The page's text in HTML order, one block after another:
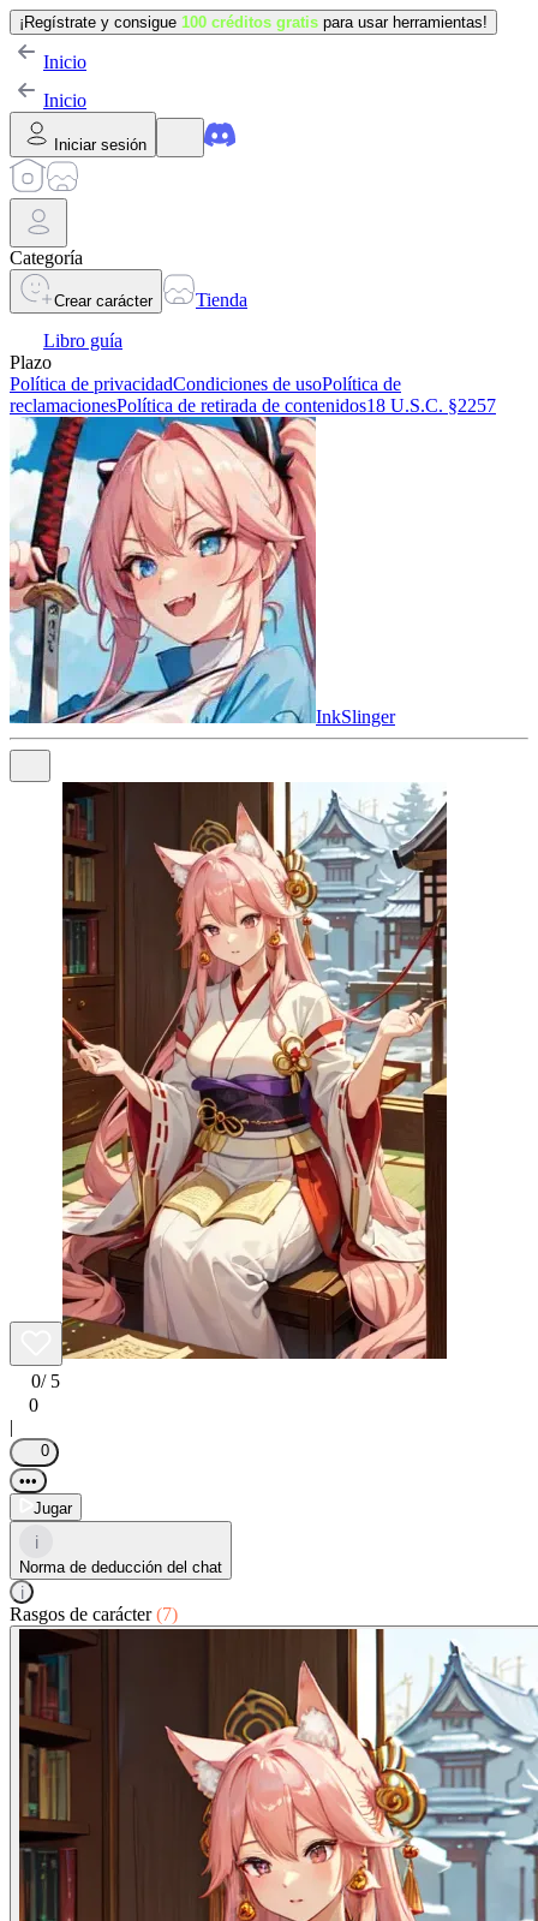
¡Regístrate y consigue 100 créditos gratis para usar herramientas!
Inicio
Inicio
Iniciar sesión
Categoría
Crear carácter
Tienda
Libro guía
Plazo
Política de privacidadCondiciones de usoPolítica de
reclamacionesPolítica de retirada de contenidos18 U.S.C. §2257
InkSlinger
0/ 5
0
|
0
•••
Jugar
i
Norma de deducción del chat
i
Rasgos de carácter(7)